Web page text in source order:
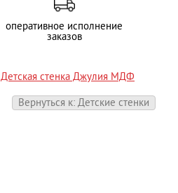
оперативное исполнение
заказов
Детская стенка Джулия МДФ
Вернуться к: Детские стенки